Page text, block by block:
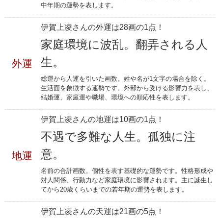
中年期の運勢を表します。
外運
伊賀上凌さんの外運は28画の1点！
家庭環境に波乱。翻弄される人
生。
総運から人運を引いた画数。姓や名が1文字の場合を除く。
生活面を象徴する運勢です。外部から受ける影響力を表し、
結婚運、家庭運や職場、環境への順応性を表します。
地運
伊賀上凌さんの地運は10画の1点！
不遇で多難な人生。孤独に注
意。
名前の合計画数。個性を表す基礎的な運勢です。性格形成や
対人関係、行動力など家庭環境に影響されます。主に誕生し
てから20歳くらいまでの若年期の運勢を表します。
伊賀上凌さんの天運は21画の5点！